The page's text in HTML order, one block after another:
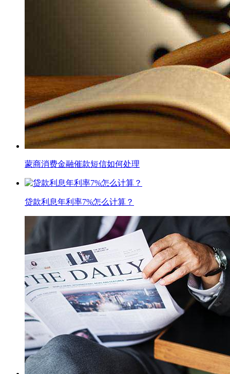
蒙商消费金融催款短信如何处理
贷款利息年利率7%怎么计算？